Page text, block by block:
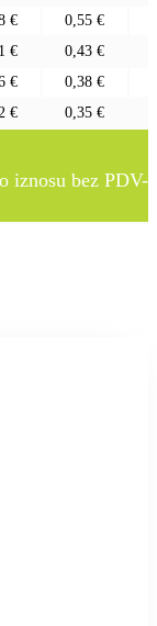
€ 0,55 €
€ 0,43 €
€ 0,38 €
€ 0,35 €
iznosu bez PDV-